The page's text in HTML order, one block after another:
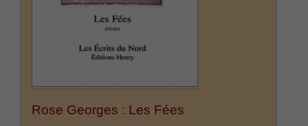
Rose Georges : Les Fées